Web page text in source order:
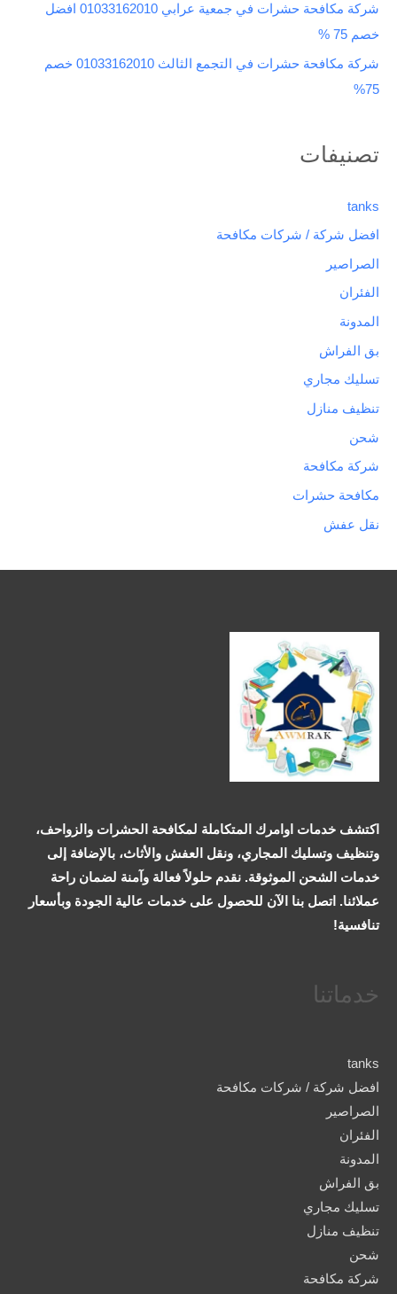
شركة مكافحة حشرات في جمعية عرابي 01033162010 افضل
خصم 75 %
شركة مكافحة حشرات في التجمع الثالث 01033162010 خصم
75%
تصنيفات
tanks
افضل شركة / شركات مكافحة
الصراصير
الفئران
المدونة
بق الفراش
تسليك مجاري
تنظيف منازل
شحن
شركة مكافحة
مكافحة حشرات
نقل عفش
اكتشف خدمات اوامرك المتكاملة لمكافحة الحشرات والزواحف،
وتنظيف وتسليك المجاري، ونقل العفش والأثاث، بالإضافة إلى
خدمات الشحن الموثوقة. نقدم حلولاً فعالة وآمنة لضمان راحة
عملائنا. اتصل بنا الآن للحصول على خدمات عالية الجودة وبأسعار
تنافسية!
خدماتنا
tanks
افضل شركة / شركات مكافحة
الصراصير
الفئران
المدونة
بق الفراش
تسليك مجاري
تنظيف منازل
شحن
شركة مكافحة